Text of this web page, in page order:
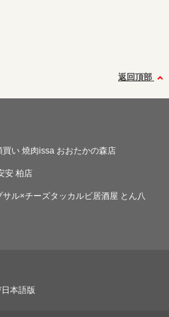
返回頂部
買い 燒肉issa おおたかの森店
安 柏店
サル×チーズタッカルビ居酒屋 とん八
本語版